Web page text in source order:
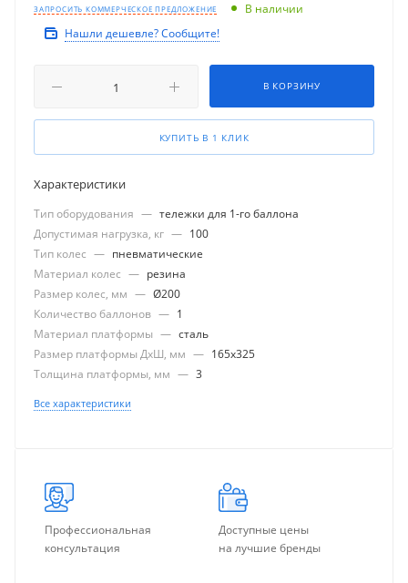
ЗАПРОСИТЬ КОММЕРЧЕСКОЕ ПРЕДЛОЖЕНИЕ
В наличии
Нашли дешевле? Сообщите!
В КОРЗИНУ
КУПИТЬ В 1 КЛИК
Характеристики
Тип оборудования — тележки для 1-го баллона
Допустимая нагрузка, кг — 100
Тип колес — пневматические
Материал колес — резина
Размер колес, мм — Ø200
Количество баллонов — 1
Материал платформы — сталь
Размер платформы ДхШ, мм — 165x325
Толщина платформы, мм — 3
Все характеристики
Профессиональная
консультация
Доступные цены
на лучшие бренды